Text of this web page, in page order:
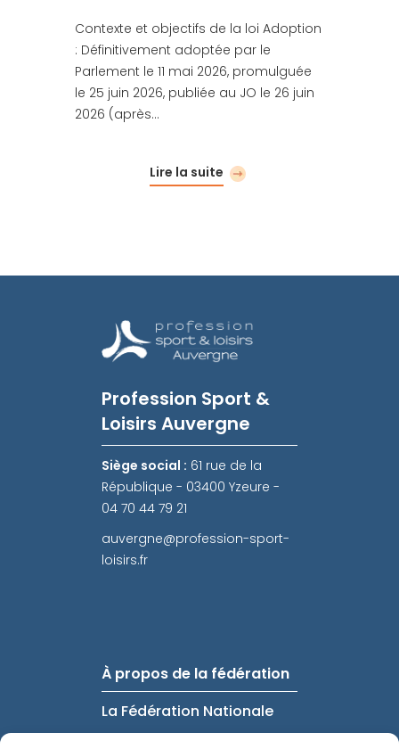
Contexte et objectifs de la loi Adoption
: Définitivement adoptée par le
Parlement le 11 mai 2026, promulguée
le 25 juin 2026, publiée au JO le 26 juin
2026 (après…
Lire la suite
Profession Sport &
Loisirs Auvergne
Siège social : 61 rue de la
République - 03400 Yzeure -
04 70 44 79 21
auvergne@profession-sport-
loisirs.fr
À propos de la fédération
La Fédération Nationale
FAQ